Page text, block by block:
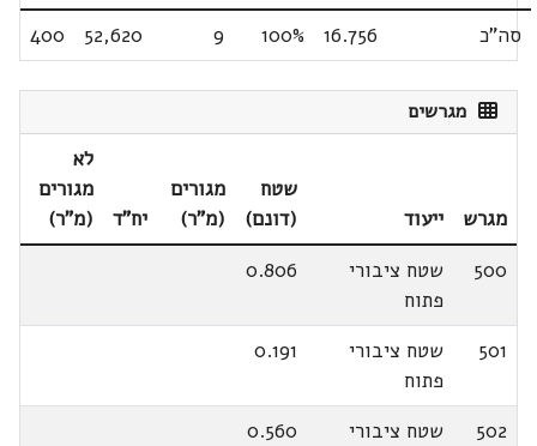
סה"כ 16.756
100%
9
52,620
400
מגרשים
מגרש ייעוד
שטח
(דונם)
מגורים
(מ"ר)
יח"ד
לא
מגורים
(מ"ר)
500
שטח ציבורי
פתוח
0.806
501
שטח ציבורי
פתוח
0.191
502
שטח ציבורי
0.560